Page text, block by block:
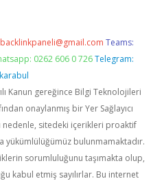
backlinkpaneli@gmail.com Teams:
0262 606 0 726 Telegram:
Kanun gereğince Bilgi Teknolojileri
onaylanmış bir Yer Sağlayıcı
sitedeki içerikleri proaktif
yükümlülüğümüz bulunmamaktadır.
sorumluluğunu taşımakta olup,
kabul etmiş sayılırlar. Bu internet